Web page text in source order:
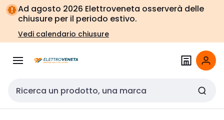
Vai alla
navigazione
Vai
alla
pagina
Ad agosto 2026 Elettroveneta osserverà delle
chiusure per il periodo estivo.
Vedi calendario chiusure
Cerca input